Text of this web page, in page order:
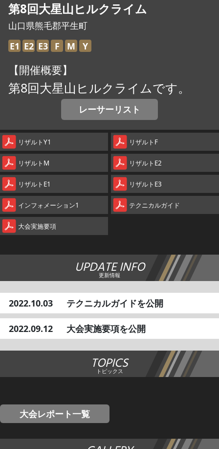
第8回大星山ヒルクライム
山口県熊毛郡平生町
E1 E2 E3 F M Y
【開催概要】
第8回大星山ヒルクライムです。
レーサーリスト
リザルトY1 リザルトF
リザルトM リザルトE2
リザルトE1 リザルトE3
インフォメーション1 テクニカルガイド
大会実施要項
UPDATE INFO
更新情報
2022.10.03 テクニカルガイドを公開
2022.09.12 大会実施要項を公開
TOPICS
トピックス
大会レポート一覧